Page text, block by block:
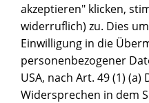
akzeptieren" klicken,
widerruflich) zu. Dies
Einwilligung in die
personenbezogener
USA, nach Art. 49 (1) (a)
Widersprechen in dem